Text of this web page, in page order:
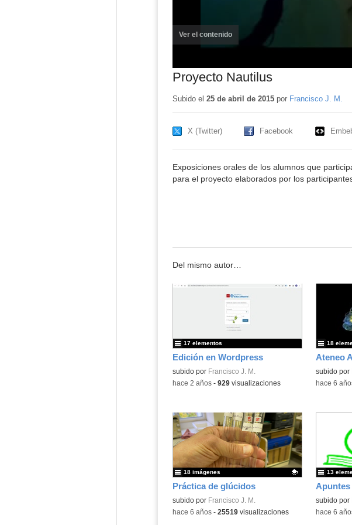
Ver el contenido(ventana
Proyecto Nautilus
Subido el 25 de abril de 2015por Francisco J. M.
X (Twitter) Facebook
Exposiciones orales de los alumnos que
para el proyecto elaborados por los
Del mismo autor…
Edición en Wordpress
subido por Francisco J. M.
17 elementos
-hace 2 años- 929visualizaciones
Ateneo
subido por
18
-hace 6
Práctica de glúcidos
Contenido educativo.
subido por Francisco J. M.
18 imágenes
-hace 6 años- 25519visualizaciones
Apuntes
subido por
13
-hace 6